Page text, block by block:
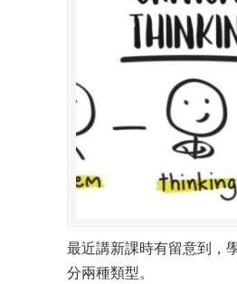
最近講新課時有留意到，
分兩種類型。